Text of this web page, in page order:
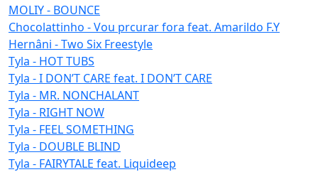
MOLIY - BOUNCE
Chocolattinho - Vou prcurar fora feat. Amarildo F.Y
Hernâni - Two Six Freestyle
Tyla - HOT TUBS
Tyla - I DON’T CARE feat. I DON’T CARE
Tyla - MR. NONCHALANT
Tyla - RIGHT NOW
Tyla - FEEL SOMETHING
Tyla - DOUBLE BLIND
Tyla - FAIRYTALE feat. Liquideep